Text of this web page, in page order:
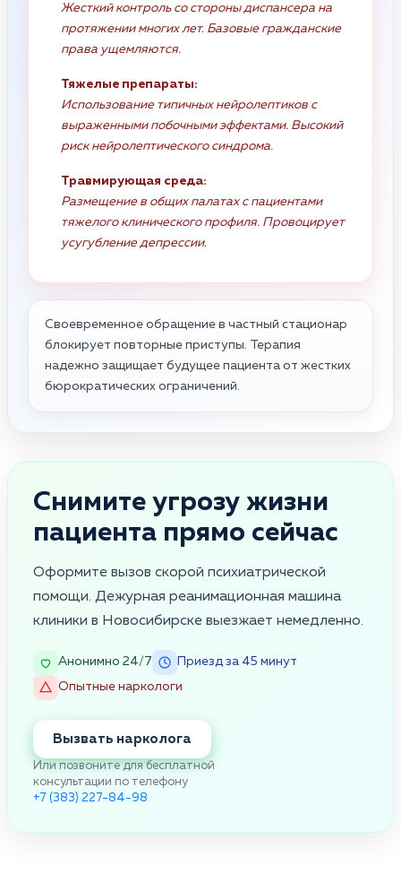
Жесткий контроль со стороны диспансера на
протяжении многих лет. Базовые гражданские
права ущемляются.
Тяжелые препараты:
Использование типичных нейролептиков с
выраженными побочными эффектами. Высокий
риск нейролептического синдрома.
Травмирующая среда:
Размещение в общих палатах с пациентами
тяжелого клинического профиля. Провоцирует
усугубление депрессии.
Своевременное обращение в частный стационар
блокирует повторные приступы. Терапия
надежно защищает будущее пациента от жестких
бюрократических ограничений.
Снимите угрозу жизни
пациента прямо сейчас
Оформите вызов скорой психиатрической
помощи. Дежурная реанимационная машина
клиники в Новосибирске выезжает немедленно.
Анонимно 24/7
Приезд за 45 минут
Опытные наркологи
Вызвать нарколога
Или позвоните для бесплатной
консультации по телефону
+7 (383) 227-84-98